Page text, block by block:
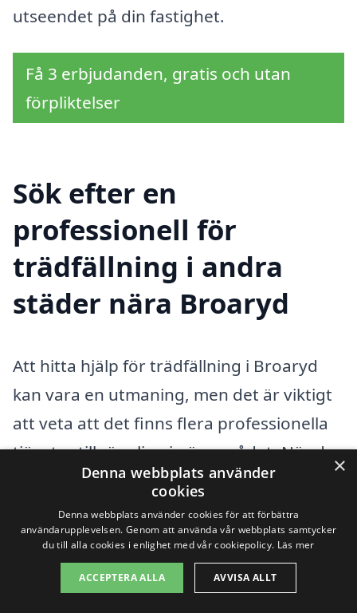
utseendet på din fastighet.
Få 3 erbjudanden, gratis och utan
förpliktelser
Sök efter en
professionell för
trädfällning i andra
städer nära Broaryd
Att hitta hjälp för trädfällning i Broaryd
kan vara en utmaning, men det är viktigt
att veta att det finns flera professionella
tjänster tillgängliga i närområdet. När du
söker efter ett pålitligt företag för
trädfällning, är det bra att överväga
tjänster från omgivande städer, där
experter kan erbjuda sina tjänster med
hög kvalitet och engagemang. Här är
×
Denna webbplats använder
cookies
Denna webbplats använder cookies för att förbättra
användarupplevelsen. Genom att använda vår webbplats samtycker
du till alla cookies i enlighet med vår cookiepolicy. Läs mer
ACCEPTERA ALLA AVVISA ALLT